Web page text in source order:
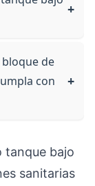
de
con
tanque bajo
sanitarias